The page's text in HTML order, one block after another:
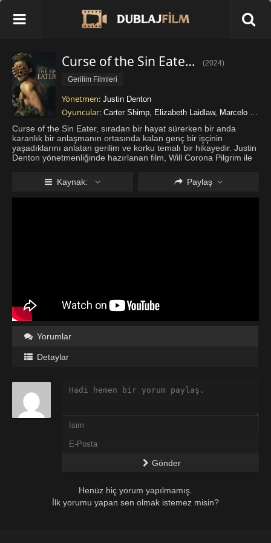
Curse of the Sin Eater 2024 İzle (2024)
Gerilim Filmleri
Yönetmen: Justin Denton
Oyuncular: Carter Shimp, Elizabeth Laidlaw, Marcelo Wright
Curse of the Sin Eater, sıradan bir hayat sürerken bir anda
karanlık bir anlaşmanın ortasında kalan genç bir işçinin
yaşadıklarını anlatan gerilim ve korku temalı bir hikayedir. Justin
Denton yönetmenliğinde hazırlanan film, Will Corona Pilgrim ile
Daha fazla göster
Kaynak: Paylaş
Yorumlar
Detaylar
Gönder
Henüz hiç yorum yapılmamış.
İlk yorumu yapan sen olmak istemez misin?